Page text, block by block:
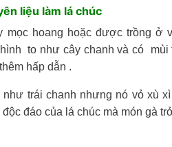
liệu làm lá chúc
mọc hoang hoặc được trồng ở
to như cây chanh và có
hấp dẫn .
như trái chanh nhưng nó vỏ xù
đáo của lá chúc mà món gà